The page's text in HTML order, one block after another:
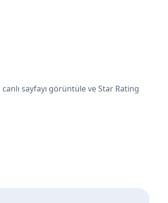
sayfayı görüntüle ve Star Rating